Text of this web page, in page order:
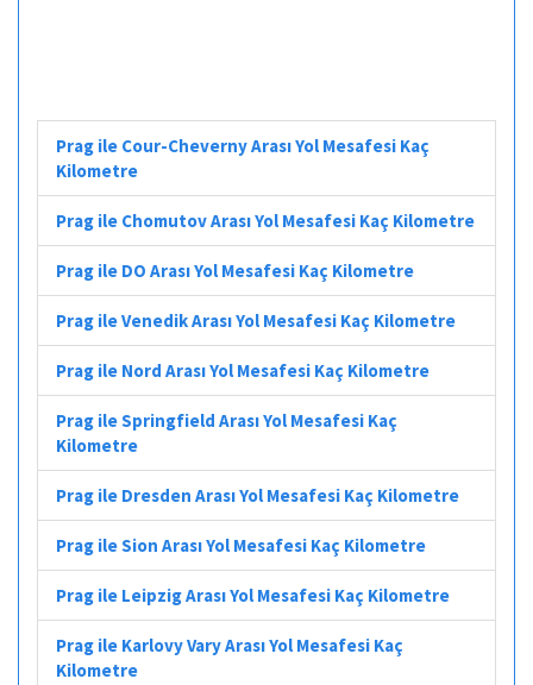
Prag ile Cour-Cheverny Arası Yol Mesafesi Kaç
Kilometre
Prag ile Chomutov Arası Yol Mesafesi Kaç Kilometre
Prag ile DO Arası Yol Mesafesi Kaç Kilometre
Prag ile Venedik Arası Yol Mesafesi Kaç Kilometre
Prag ile Nord Arası Yol Mesafesi Kaç Kilometre
Prag ile Springfield Arası Yol Mesafesi Kaç
Kilometre
Prag ile Dresden Arası Yol Mesafesi Kaç Kilometre
Prag ile Sion Arası Yol Mesafesi Kaç Kilometre
Prag ile Leipzig Arası Yol Mesafesi Kaç Kilometre
Prag ile Karlovy Vary Arası Yol Mesafesi Kaç
Kilometre